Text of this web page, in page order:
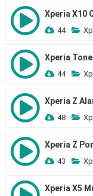
Xperia X10
44
Xperia Tone
44
Xperia Z
48
Xperia Z
43
Xperia X5